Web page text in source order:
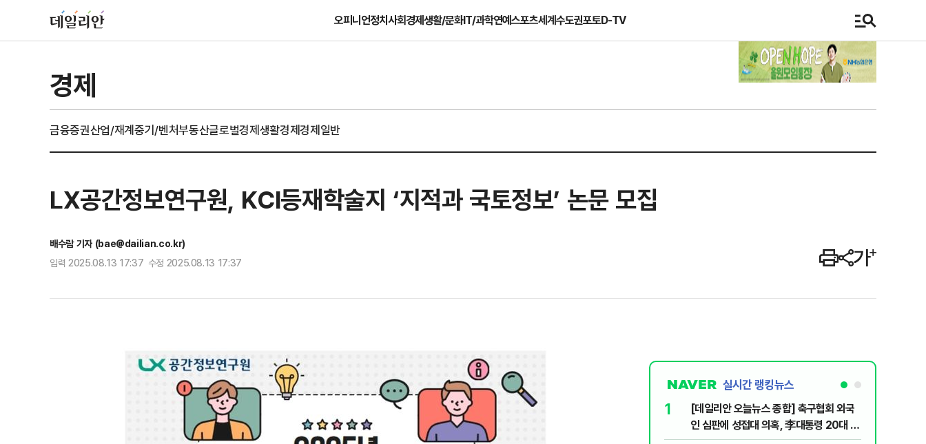
오피니언정치사회경제생활/문화IT/과학연예스포츠세계수도권포토D-TV
경제
금융증권산업/재계중기/벤처부동산글로벌경제생활경제경제일반
LX공간정보연구원, KCI등재학술지 ‘지적과 국토정보’ 논문 모집
배수람 기자 (bae@dailian.co.kr)
입력 2025.08.13 17:37 수정 2025.08.13 17:37
실시간 랭킹뉴스
1
[데일리안 오늘뉴스 종합] 축구협회 외국
인 심판에 성접대 의혹, 李대통령 20대 지